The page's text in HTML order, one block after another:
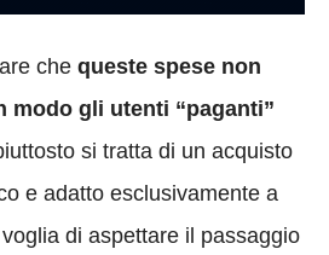
che queste spese non
modo gli utenti “paganti”
si tratta di un acquisto
e adatto esclusivamente a
di aspettare il passaggio